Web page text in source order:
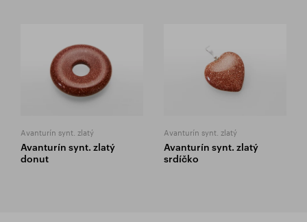
Avanturín synt. zlatý
Avanturín synt. zlatý
donut
Avanturín synt. zlatý
Avanturín synt. zlatý
srdíčko